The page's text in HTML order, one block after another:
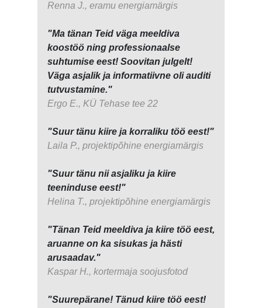
Renna J., eramu energiamärgis
"Ma tänan Teid väga meeldiva
koostöö ning professionaalse
suhtumise eest! Soovitan julgelt!
Väga asjalik ja informatiivne oli auditi
tutvustamine."
Ergo E., KÜ Tehase tee 22
"Suur tänu kiire ja korraliku töö eest!"
Laila P., projektipõhine energiamärgis
"Suur tänu nii asjaliku ja kiire
teeninduse eest!"
Helina T., projektipõhine energiamärgis
"Tänan Teid meeldiva ja kiire töö eest,
aruanne on ka sisukas ja hästi
arusaadav."
Kaspar H., kortermaja soojusfotod
"Suurepärane! Tänud kiire töö eest!